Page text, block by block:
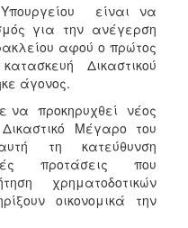
είναι να
για την ανέγερση
αφού ο πρώτος
Δικαστικού
άγονος.
να προκηρυχθεί νέος
Μέγαρο του
τη κατεύθυνση
προτάσεις που
χρηματοδοτικών
οικονομικά την